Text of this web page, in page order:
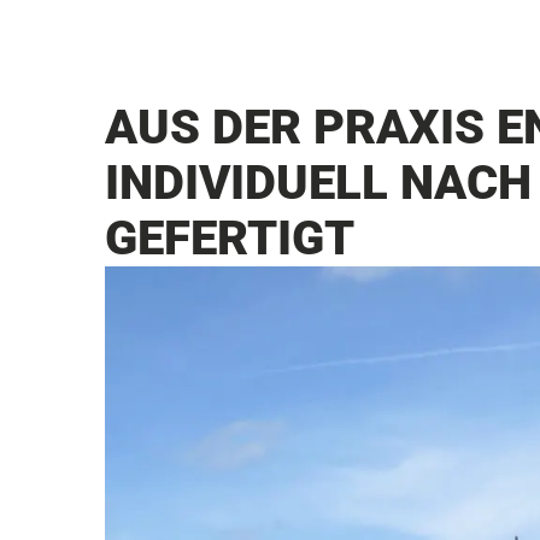
AUS DER PRAXIS
INDIVIDUELL
GEFERTIGT